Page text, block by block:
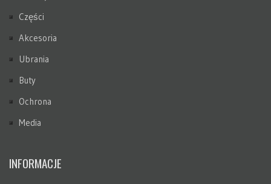
Części
Akcesoria
Ubrania
Buty
Ochrona
Media
INFORMACJE